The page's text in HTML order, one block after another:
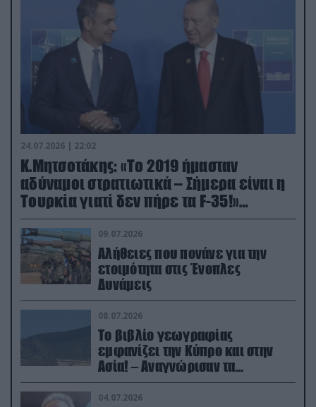
24.07.2026 | 22:02
Κ.Μητσοτάκης: «Το 2019 ήμασταν
αδύναμοι στρατιωτικά – Σήμερα είναι η
Τουρκία γιατί δεν πήρε τα F-35!»
(βίντεο)
09.07.2026
Αλήθειες που πονάνε για την
ετοιμότητα στις Ένοπλες
Δυνάμεις
08.07.2026
Το βιβλίο γεωγραφίας
εμφανίζει την Κύπρο και στην
Ασία! – Αναγνώρισαν τα
κατεχόμενα; (φωτο)
04.07.2026